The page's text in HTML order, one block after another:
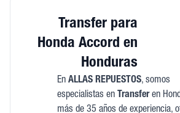
Transfer para
Honda Accord en
Honduras
En ALLAS REPUESTOS, somos
especialistas en Transferen
más de 35 años de experiencia,